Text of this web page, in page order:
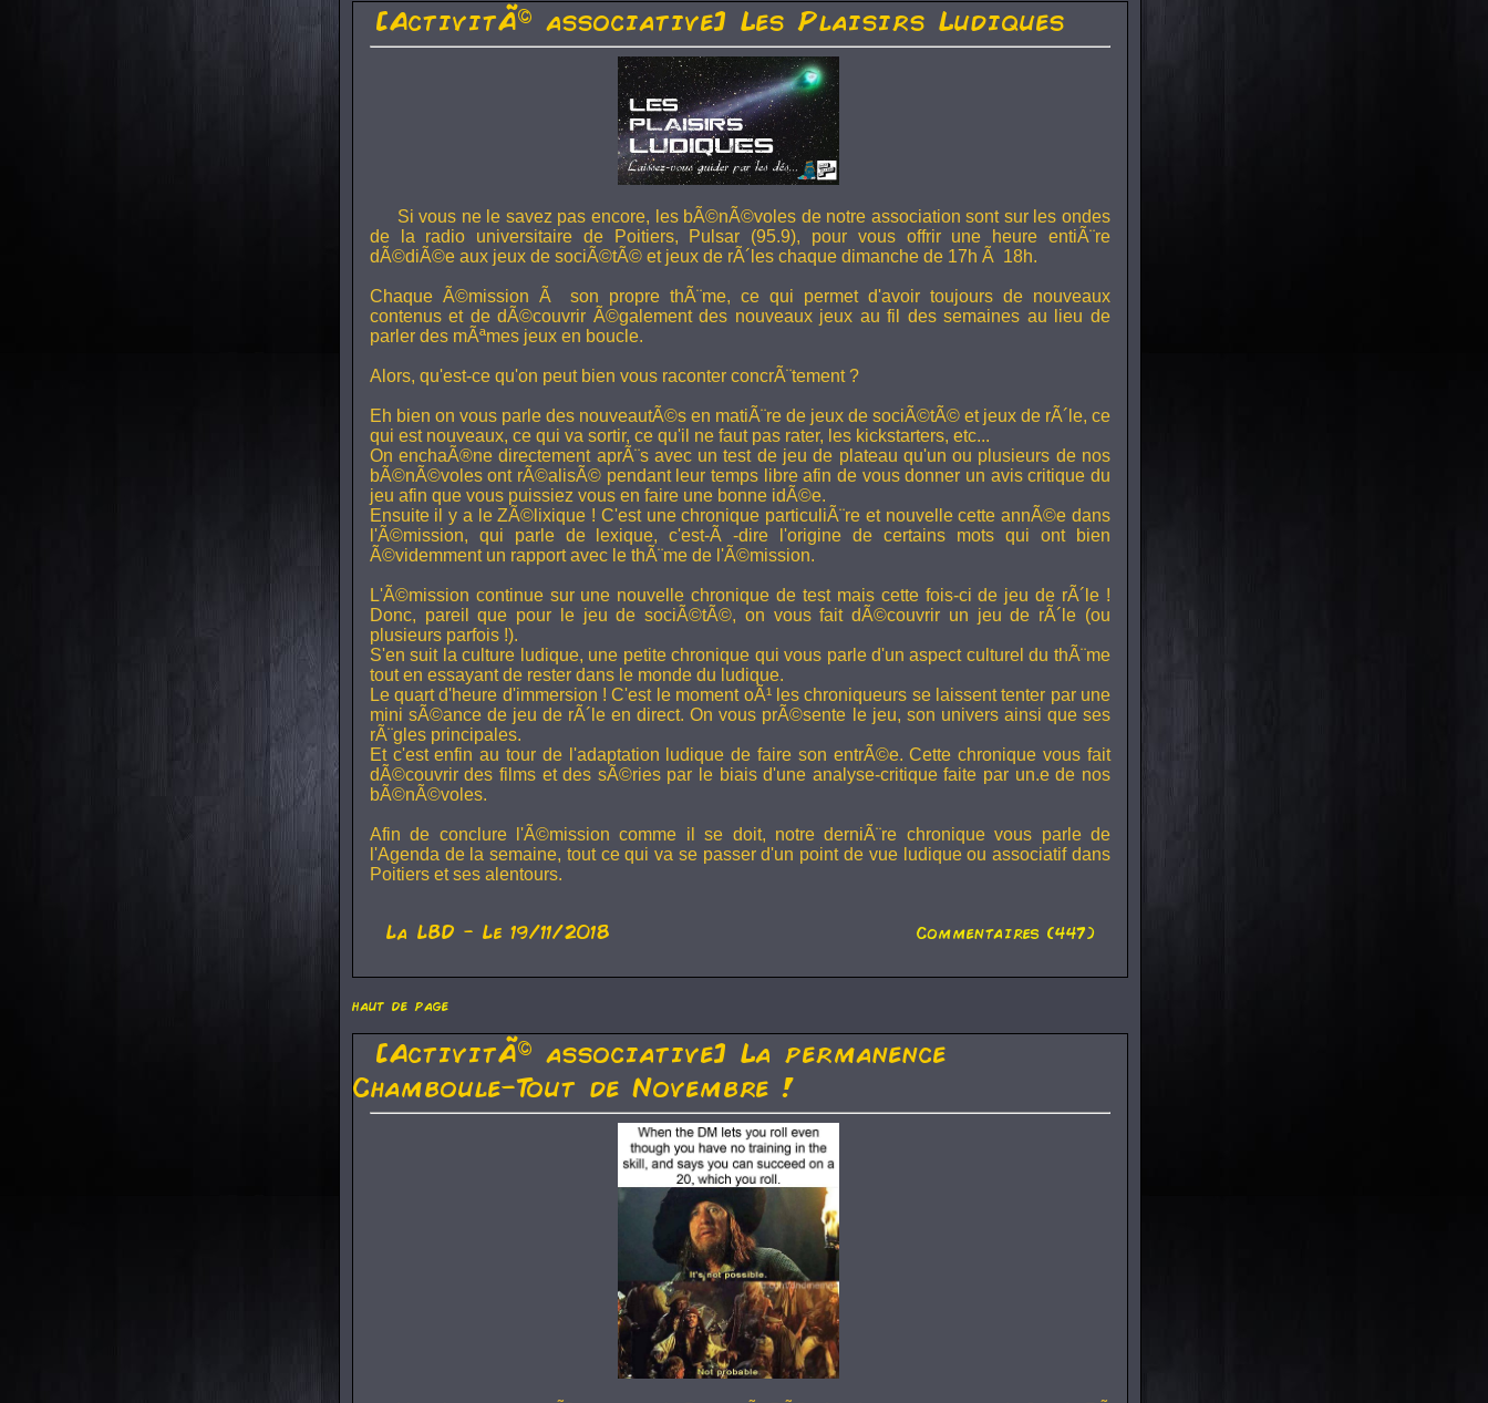
[ActivitÃ© associative] Les Plaisirs Ludiques
Si vous ne le savez pas encore, les bÃ©nÃ©voles de notre association sont sur les ondes
de la radio universitaire de Poitiers, Pulsar (95.9), pour vous offrir une heure entiÃ¨re
dÃ©diÃ©e aux jeux de sociÃ©tÃ© et jeux de rÃ´les chaque dimanche de 17h Ã 18h.
Chaque Ã©mission Ã son propre thÃ¨me, ce qui permet d'avoir toujours de nouveaux
contenus et de dÃ©couvrir Ã©galement des nouveaux jeux au fil des semaines au lieu de
parler des mÃªmes jeux en boucle.
Alors, qu'est-ce qu'on peut bien vous raconter concrÃ¨tement ?
Eh bien on vous parle des nouveautÃ©s en matiÃ¨re de jeux de sociÃ©tÃ© et jeux de rÃ´le, ce
qui est nouveaux, ce qui va sortir, ce qu'il ne faut pas rater, les kickstarters, etc...
On enchaÃ®ne directement aprÃ¨s avec un test de jeu de plateau qu'un ou plusieurs de nos
bÃ©nÃ©voles ont rÃ©alisÃ© pendant leur temps libre afin de vous donner un avis critique du
jeu afin que vous puissiez vous en faire une bonne idÃ©e.
Ensuite il y a le ZÃ©lixique ! C'est une chronique particuliÃ¨re et nouvelle cette annÃ©e dans
l'Ã©mission, qui parle de lexique, c'est-Ã -dire l'origine de certains mots qui ont bien
Ã©videmment un rapport avec le thÃ¨me de l'Ã©mission.
L'Ã©mission continue sur une nouvelle chronique de test mais cette fois-ci de jeu de rÃ´le !
Donc, pareil que pour le jeu de sociÃ©tÃ©, on vous fait dÃ©couvrir un jeu de rÃ´le (ou
plusieurs parfois !).
S'en suit la culture ludique, une petite chronique qui vous parle d'un aspect culturel du thÃ¨me
tout en essayant de rester dans le monde du ludique.
Le quart d'heure d'immersion ! C'est le moment oÃ¹ les chroniqueurs se laissent tenter par une
mini sÃ©ance de jeu de rÃ´le en direct. On vous prÃ©sente le jeu, son univers ainsi que ses
rÃ¨gles principales.
Et c'est enfin au tour de l'adaptation ludique de faire son entrÃ©e. Cette chronique vous fait
dÃ©couvrir des films et des sÃ©ries par le biais d'une analyse-critique faite par un.e de nos
bÃ©nÃ©voles.
Afin de conclure l'Ã©mission comme il se doit, notre derniÃ¨re chronique vous parle de
l'Agenda de la semaine, tout ce qui va se passer d'un point de vue ludique ou associatif dans
Poitiers et ses alentours.
La LBD - Le 19/11/2018 Commentaires (447)
haut de page
[ActivitÃ© associative] La permanence
Chamboule-Tout de Novembre !